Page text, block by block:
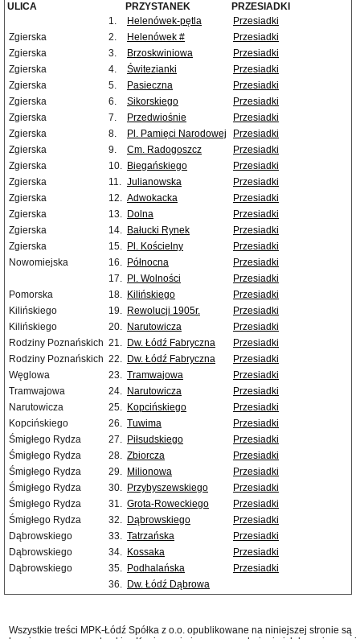
ULICA PRZYSTANEK
PRZESIADKI
1.
Helenówek-pętla
Przesiadki
Zgierska
2. Helenówek #
Przesiadki
Zgierska
3. Brzoskwiniowa
Przesiadki
Zgierska
4. Świtezianki
Przesiadki
Zgierska
5. Pasieczna
Przesiadki
Zgierska
6. Sikorskiego
Przesiadki
Zgierska
7. Przedwiośnie
Przesiadki
Zgierska
8. Pl. Pamięci Narodowej
Przesiadki
Zgierska
9. Cm. Radogoszcz
Przesiadki
Zgierska
10. Biegańskiego
Przesiadki
Zgierska
11. Julianowska
Przesiadki
Zgierska
12. Adwokacka
Przesiadki
Zgierska
13. Dolna
Przesiadki
Zgierska
14. Bałucki Rynek
Przesiadki
Zgierska
15. Pl. Kościelny
Przesiadki
Nowomiejska
16. Północna
Przesiadki
17. Pl. Wolności
Przesiadki
Pomorska
18. Kilińskiego
Przesiadki
Kilińskiego
19. Rewolucji 1905r.
Przesiadki
Kilińskiego
20. Narutowicza
Przesiadki
Rodziny Poznańskich 21. Dw. Łódź Fabryczna
Przesiadki
Rodziny Poznańskich 22. Dw. Łódź Fabryczna
Przesiadki
Węglowa
23. Tramwajowa
Przesiadki
Tramwajowa
24. Narutowicza
Przesiadki
Narutowicza
25. Kopcińskiego
Przesiadki
Kopcińskiego
26. Tuwima
Przesiadki
Śmigłego Rydza
27. Piłsudskiego
Przesiadki
Śmigłego Rydza
28. Zbiorcza
Przesiadki
Śmigłego Rydza
29. Milionowa
Przesiadki
Śmigłego Rydza
30. Przybyszewskiego
Przesiadki
Śmigłego Rydza
31. Grota-Roweckiego
Przesiadki
Śmigłego Rydza
32. Dąbrowskiego
Przesiadki
Dąbrowskiego
33. Tatrzańska
Przesiadki
Dąbrowskiego
34. Kossaka
Przesiadki
Dąbrowskiego
35. Podhalańska
Przesiadki
36. Dw. Łódź Dąbrowa
Wszystkie treści MPK-Łódź Spółka z o.o. opublikowane na niniejszej stronie są